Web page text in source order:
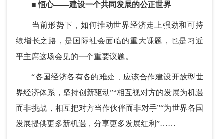
■ 恒心——建设一个共同发展的公正世界
当前形势下，如何推动世界经济走上强劲和可持
续增长之路，是国际社会面临的重大课题，也是习近
平主席这场会见的一个重要议题。
“各国经济各有各的难处，应该合作建设开放型世
界经济体系，坚持创新驱动”“相互视对方的发展为机遇
而非挑战，相互把对方当作伙伴而非对手”“为世界各国
发展提供更多新机遇，分享更多发展红利”……